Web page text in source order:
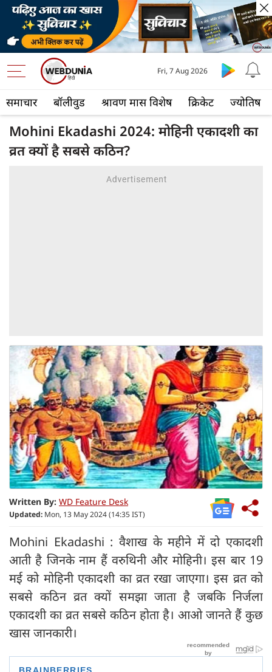
समाचार बॉलीवुड श्रावण मास विशेष क्रिकेट ज्योतिष
Fri, 7 Aug 2026
Mohini Ekadashi 2024: मोहिनी एकादशी का
व्रत क्यों है सबसे कठिन?
Written By: WD Feature Desk
Updated: Mon, 13 May 2024 (14:35 IST)
Mohini Ekadashi : वैशाख के महीने में दो एकादशी
आती है जिनके नाम हैं वरुथिनी और मोहिनी। इस बार 19
मई को मोहिनी एकादशी का व्रत रखा जाएगा। इस व्रत को
सबसे कठिन व्रत क्यों समझा जाता है जबकि निर्जला
एकादशी का व्रत सबसे कठिन होता है। आओ जानते हैं कुछ
खास जानकारी।